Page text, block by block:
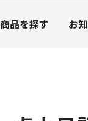
商品を探す お